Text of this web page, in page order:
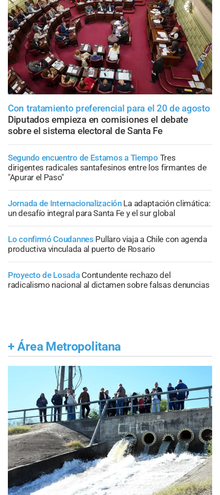
Con tratamiento preferencial para el 20 de agosto
Diputados empieza en comisiones el debate
sobre el sistema electoral de Santa Fe
Segundo encuentro de Estamos a Tiempo Tres
dirigentes radicales santafesinos entre los firmantes de
"Apurar el Paso"
Jornada de Internacionalización La adaptación climática:
un desafío integral para Santa Fe y el sur global
Lo confirmó Coudannes Pullaro viaja a Chile con agenda
productiva vinculada al puerto de Rosario
Proyecto de Losada Contundente rechazo del
radicalismo nacional al dictamen sobre falsas denuncias
+ Área Metropolitana